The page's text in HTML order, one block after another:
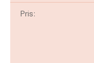
Pris: